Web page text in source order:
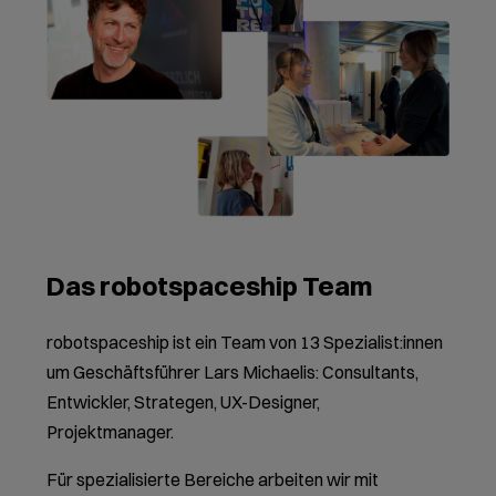
Das robotspaceship Team
robotspaceship ist ein Team von 13 Spezialist:innen
um Geschäftsführer Lars Michaelis: Consultants,
Entwickler, Strategen, UX-Designer,
Projektmanager.
Für spezialisierte Bereiche arbeiten wir mit